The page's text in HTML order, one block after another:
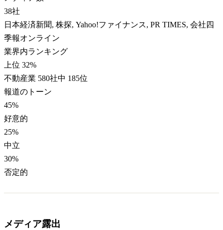
38社
日本経済新聞, 株探, Yahoo!ファイナンス, PR TIMES, 会社四
季報オンライン
業界内ランキング
上位 32%
不動産業 580社中 185位
報道のトーン
45%
好意的
25%
中立
30%
否定的
メディア露出